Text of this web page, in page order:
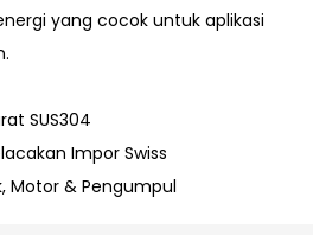
yang cocok untuk aplikasi
SUS304
Impor Swiss
Motor & Pengumpul